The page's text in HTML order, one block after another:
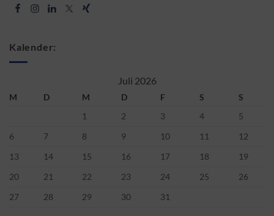
Kalender:
Juli 2026
M D M D F S
S
1
2 3 4
5
6
7 8 9 10 11
12
13
14 15 16 17 18
19
20
21 22 23 24 25
26
27
28 29 30 31